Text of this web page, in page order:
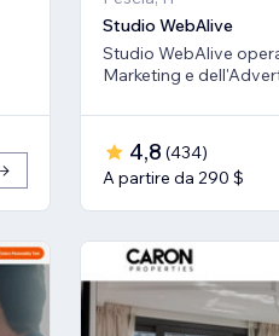
Studio WebAlive
Studio WebAlive
Marketing e
4,8 (434)
A partire da 290 $